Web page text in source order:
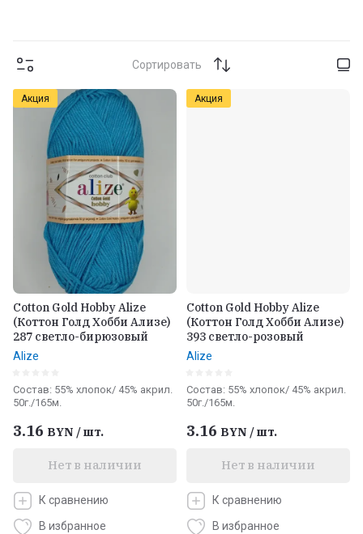
Сортировать
Акция
Cotton Gold Hobby Alize
(Коттон Голд Хобби Ализе)
287 светло-бирюзовый
Alize
Состав: 55% хлопок/ 45% акрил.
50г./165м.
3.16 BYN /шт.
Нет в наличии
К сравнению
В избранное
Акция
Cotton Gold Hobby Alize
(Коттон Голд Хобби Ализе)
393 светло-розовый
Alize
Состав: 55% хлопок/ 45% акрил.
50г./165м.
3.16 BYN /шт.
Нет в наличии
К сравнению
В избранное